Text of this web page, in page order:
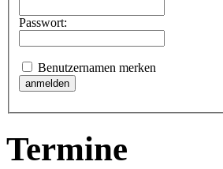
Passwort:
Benutzernamen merken
Termine